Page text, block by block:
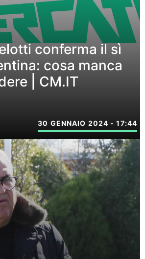
conferma il sì
cosa manca
| CM.IT
30 GENNAIO 2024 - 17:44